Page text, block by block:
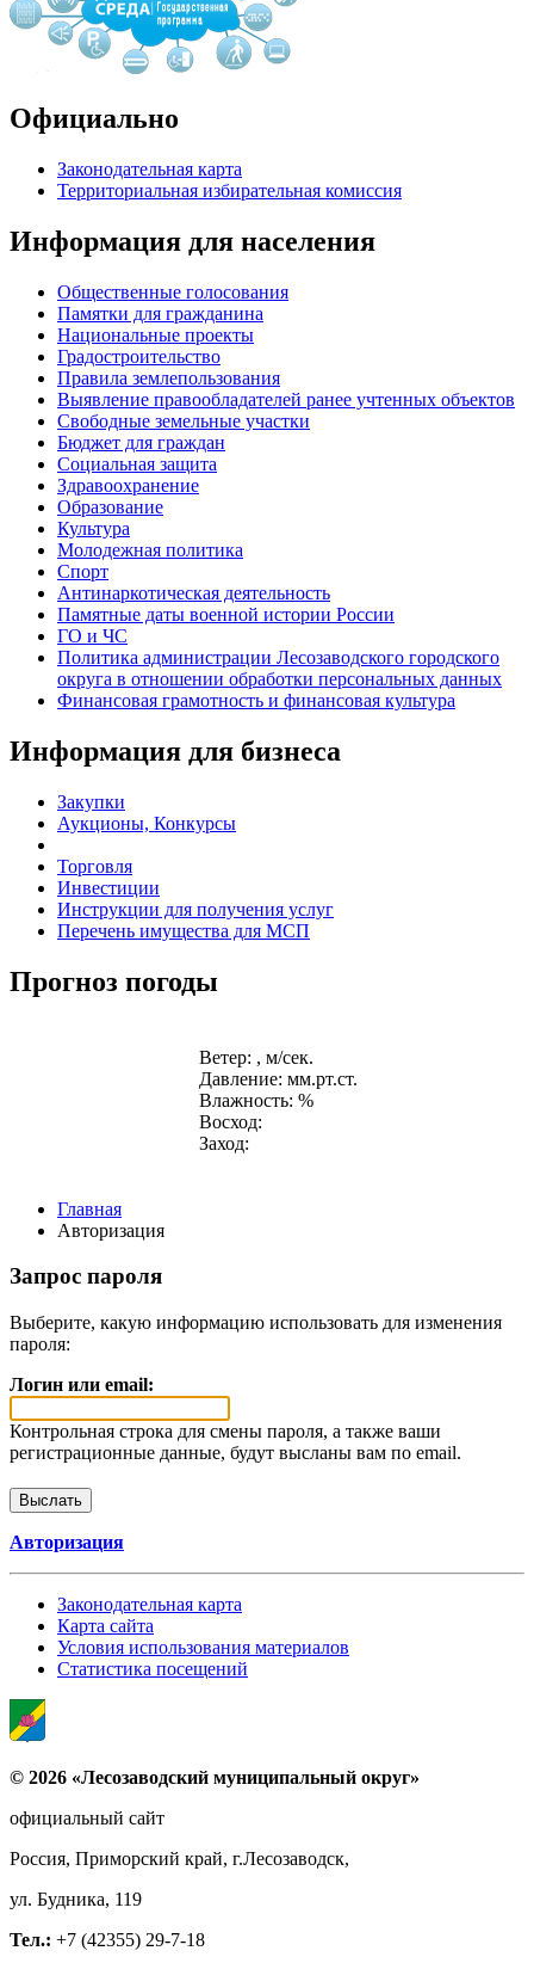
Официально
Законодательная карта
Территориальная избирательная комиссия
Информация для населения
Общественные голосования
Памятки для гражданина
Национальные проекты
Градостроительство
Правила землепользования
Выявление правообладателей ранее учтенных объектов
Свободные земельные участки
Бюджет для граждан
Социальная защита
Здравоохранение
Образование
Культура
Молодежная политика
Спорт
Антинаркотическая деятельность
Памятные даты военной истории России
ГО и ЧС
Политика администрации Лесозаводского городского
округа в отношении обработки персональных данных
Финансовая грамотность и финансовая культура
Информация для бизнеса
Закупки
Аукционы, Конкурсы
Торговля
Инвестиции
Инструкции для получения услуг
Перечень имущества для МСП
Прогноз погоды
Ветер: , м/сек.
Давление: мм.рт.ст.
Влажность: %
Восход:
Заход:
Главная
Авторизация
Запрос пароля
Выберите, какую информацию использовать для изменения
пароля:
Логин или email:
Контрольная строка для смены пароля, а также ваши
регистрационные данные, будут высланы вам по email.
Авторизация
Законодательная карта
Карта сайта
Условия использования материалов
Статистика посещений
© 2026 «Лесозаводский муниципальный округ»
официальный сайт
Россия, Приморский край, г.Лесозаводск,
ул. Будника, 119
Тел.: +7 (42355) 29-7-18